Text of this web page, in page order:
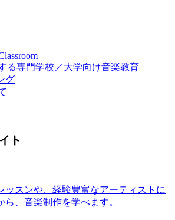
る専門学校／大学向け音楽教育
グ
ト
ッスンや、経験豊富なアーティストに
ら、音楽制作を学べます。